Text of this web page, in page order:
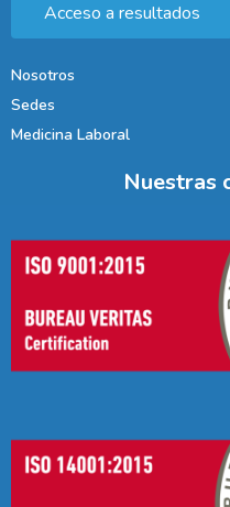
Acceso a resultados
Nosotros
Sedes
Medicina Laboral
Nuestras